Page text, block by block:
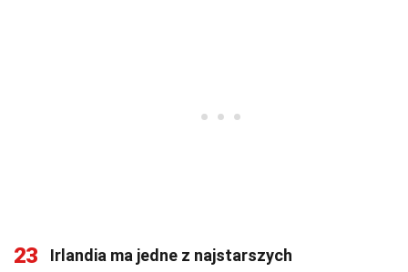
23
Irlandia ma jedne z najstarszych